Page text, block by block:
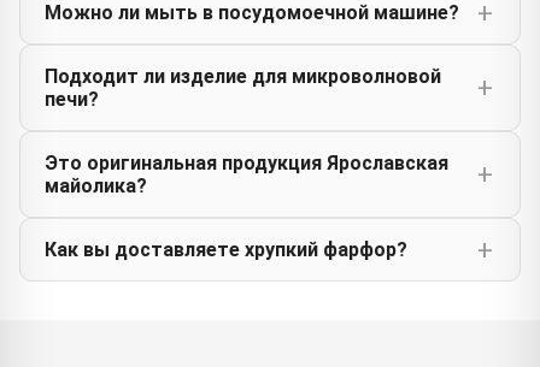
Можно ли мыть в посудомоечной машине?
Подходит ли изделие для микроволновой
печи?
Это оригинальная продукция Ярославская
майолика?
Как вы доставляете хрупкий фарфор?